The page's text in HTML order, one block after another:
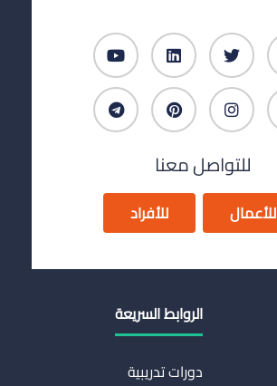
للتواصل معنا
للأعمال للأفراد
الروابط السريعة
دورات تدريبية